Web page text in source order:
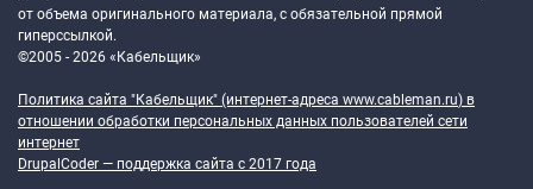
от объема оригинального материала, с обязательной прямой
гиперссылкой.
©2005 - 2026 «Кабельщик»
Политика сайта "Кабельщик" (интернет-адреса www.cableman.ru) в
отношении обработки персональных данных пользователей сети
интернет
DrupalCoder — поддержка сайта c 2017 года